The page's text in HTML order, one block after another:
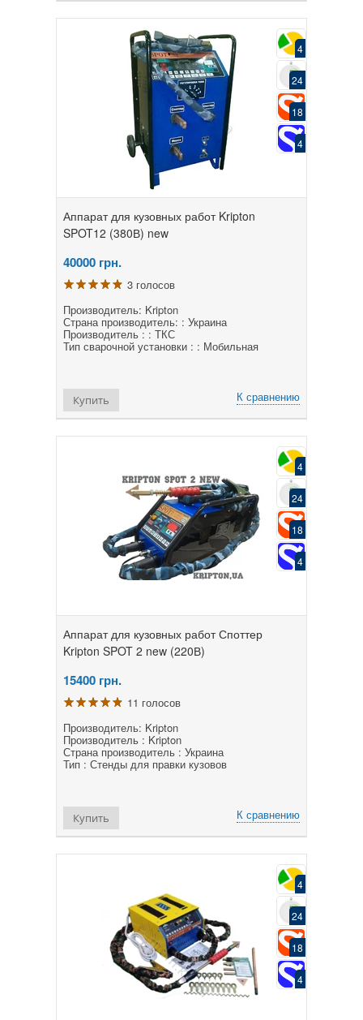
4
24
18
4
Аппарат для кузовных работ Kripton
SPOT12 (380В) new
40000 грн.
3 голосов
Производитель: Kripton
Страна производитель: : Украина
Производитель : : ТКС
Тип сварочной установки : : Мобильная
К сравнению
Купить
4
24
18
4
Аппарат для кузовных работ Споттер
Kripton SPOT 2 new (220В)
15400 грн.
11 голосов
Производитель: Kripton
Производитель : Kripton
Страна производитель : Украина
Тип : Стенды для правки кузовов
К сравнению
Купить
4
24
18
4